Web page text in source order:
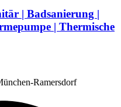
| Badsanierung |
| Thermische
Ramersdorf